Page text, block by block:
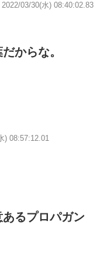
2022/03/30(水) 08:40:02.83
からな。
) 08:57:12.01
あるプロパガン